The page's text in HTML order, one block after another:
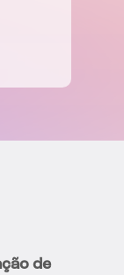
de